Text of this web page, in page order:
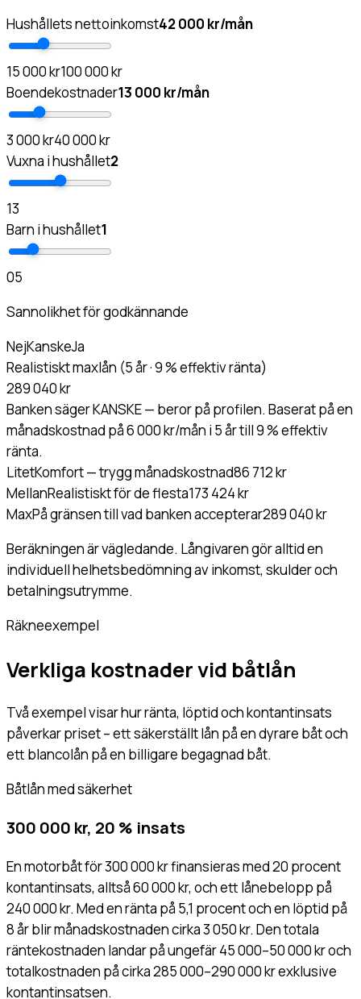
Hushållets nettoinkomst42 000 kr/mån
15 000 kr100 000 kr
Boendekostnader13 000 kr/mån
3 000 kr40 000 kr
Vuxna i hushållet2
13
Barn i hushållet1
05
Sannolikhet för godkännande
NejKanskeJa
Realistiskt maxlån (5 år · 9 % effektiv ränta)
289 040 kr
Banken säger KANSKE — beror på profilen. Baserat på en
månadskostnad på 6 000 kr/mån i 5 år till 9 % effektiv
ränta.
LitetKomfort — trygg månadskostnad86 712 kr
MellanRealistiskt för de flesta173 424 kr
MaxPå gränsen till vad banken accepterar289 040 kr
Beräkningen är vägledande. Långivaren gör alltid en
individuell helhetsbedömning av inkomst, skulder och
betalningsutrymme.
Räkneexempel
Verkliga kostnader vid båtlån
Två exempel visar hur ränta, löptid och kontantinsats
påverkar priset – ett säkerställt lån på en dyrare båt och
ett blancolån på en billigare begagnad båt.
Båtlån med säkerhet
300 000 kr, 20 % insats
En motorbåt för 300 000 kr finansieras med 20 procent
kontantinsats, alltså 60 000 kr, och ett lånebelopp på
240 000 kr. Med en ränta på 5,1 procent och en löptid på
8 år blir månadskostnaden cirka 3 050 kr. Den totala
räntekostnaden landar på ungefär 45 000–50 000 kr och
totalkostnaden på cirka 285 000–290 000 kr exklusive
kontantinsatsen.